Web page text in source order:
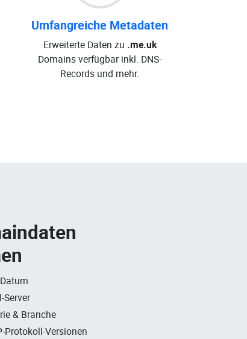
Umfangreiche Metadaten
Erweiterte Daten zu .me.uk
Domains verfügbar inkl. DNS-
Records und mehr.
Server
& Branche
Protokoll-Versionen